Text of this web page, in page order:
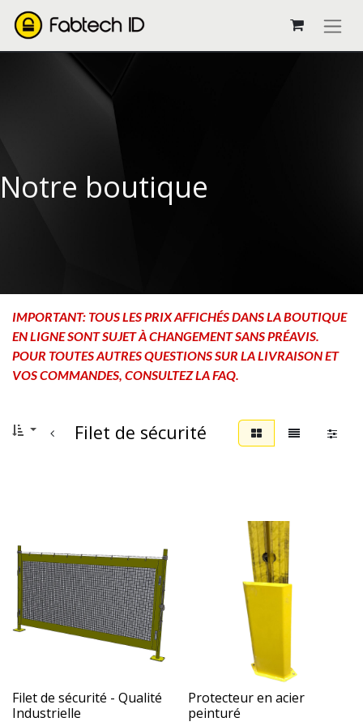
Notre boutique
IMPORTANT: TOUS LES PRIX AFFICHÉS DANS LA BOUTIQUE
EN LIGNE SONT SUJET À CHANGEMENT SANS PRÉAVIS.
POUR TOUTES AUTRES QUESTIONS SUR LA LIVRAISON ET
VOS COMMANDES, CONSULTEZ LA FAQ.
Filet de sécurité
Filet de sécurité - Qualité
Industrielle
Protecteur en acier
peinturé